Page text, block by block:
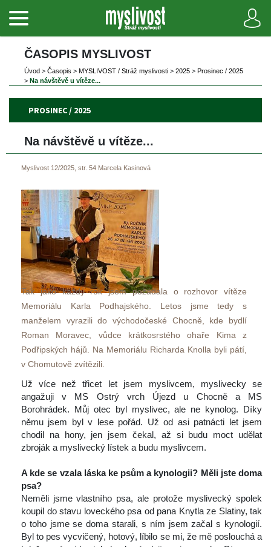
ČASOPIS MYSLIVOST
Úvod > Časopi > MYSLIVOST / Stráž myslivosti > 2025 > Prosinec / 2025
> Na návštěvě u vítěze...
PROSINEC / 2025
Na návštěvě u vítěze...
Myslivost 12/2025, str. 54 Marcela Kasinová
Tak jako každý rok jsem požádala o rozhovor vítěze
Memoriálu Karla Podhajského. Letos jsme tedy s
manželem vyrazili do východočeské Chocně, kde bydlí
Roman Moravec, vůdce krátkosrstého ohaře Kima z
Podřipských hájů. Na Memoriálu Richarda Knolla byli pátí,
v Chomutově zvítězili.
Už více než třicet let jsem myslivcem, myslivecky se
angažuji v MS Ostrý vrch Újezd u Chocně a MS
Borohrádek. Můj otec byl myslivec, ale ne kynolog. Díky
němu jsem byl v lese pořád. Už od asi patnácti let jsem
chodil na hony, jen jsem čekal, až si budu moct udělat
zbroják a myslivecký lístek a budu myslivcem.
A kde se vzala láska ke psům a kynologii? Měli jste doma
psa?
Neměli jsme vlastního psa, ale protože myslivecký spolek
koupil do stavu loveckého psa od pana Knytla ze Slatiny, tak
o toho jsme se doma starali, s ním jsem začal s kynologií.
Byl to pes vycvičený, hotový, líbilo se mi, že mě poslouchá a